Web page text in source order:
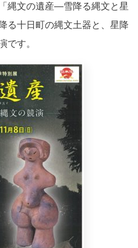
縄文の遺産―雪降る縄文と星
る十日町の縄文土器と、星降
です。